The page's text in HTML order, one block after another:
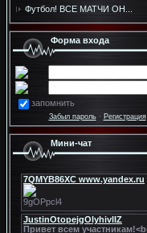
Футбол! ВСЕ МАТЧИ ОН...
Форма входа
запомнить
Забыл пароль· Регистрация
Мини-чат